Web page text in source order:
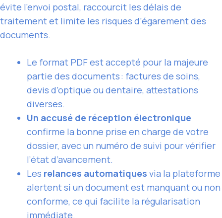
évite l’envoi postal, raccourcit les délais de
traitement et limite les risques d’égarement des
documents.
Le format PDF est accepté pour la majeure
partie des documents : factures de soins,
devis d’optique ou dentaire, attestations
diverses.
Un accusé de réception électronique
confirme la bonne prise en charge de votre
dossier, avec un numéro de suivi pour vérifier
l’état d’avancement.
Les relances automatiques via la plateforme
alertent si un document est manquant ou non
conforme, ce qui facilite la régularisation
immédiate.